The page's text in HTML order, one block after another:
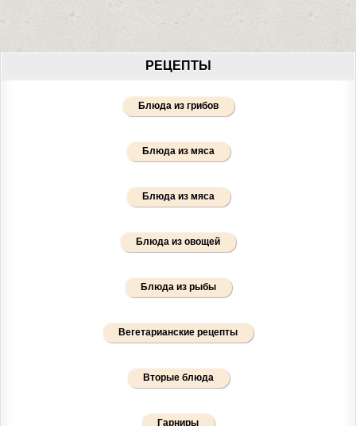
РЕЦЕПТЫ
Блюда из грибов
Блюда из мяса
Блюда из мяса
Блюда из овощей
Блюда из рыбы
Вегетарианские рецепты
Вторые блюда
Гарниры